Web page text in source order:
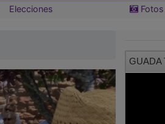
GUADA